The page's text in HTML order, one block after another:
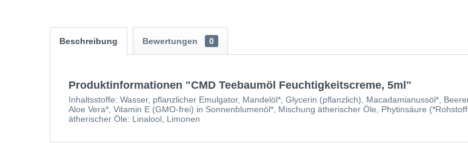
Beschreibung Bewertungen 0
Produktinformationen "CMD Teebaumöl Feuchtigkeitscreme, 5ml"
Inhaltsstoffe: Wasser, pflanzlicher Emulgator, Mandelöl*, Glycerin (pflanzlich), Macadamianussöl*,
Aloe Vera*, Vitamin E (GMO-frei) in Sonnenblumenöl*, Mischung ätherischer Öle, Phytinsäure
ätherischer Öle: Linalool, Limonen